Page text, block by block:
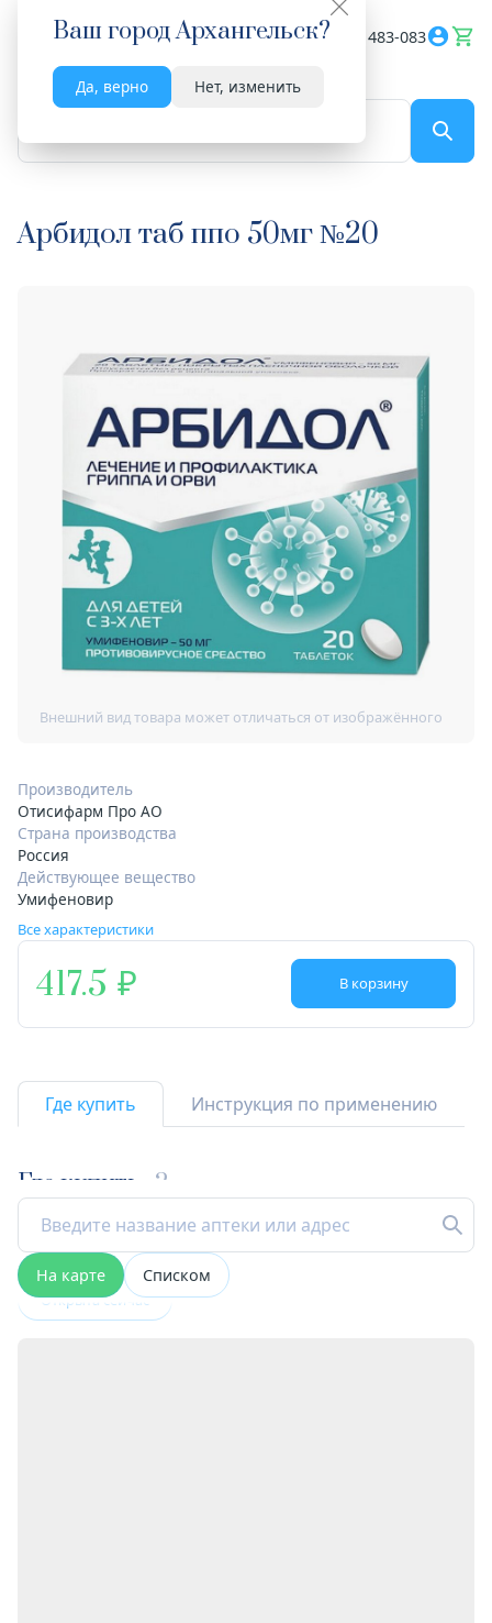
Ваш городАрхангельск?
Да, верно Нет, изменить
Весь сайт 8182 483-083
Арбидол таб ппо 50мг №20
Производитель
Отисифарм Про АО
Страна производства
Россия
Действующее вещество
Умифеновир
Все характеристики
417.5 В корзину
Где купить Инструкция по применению
Где купить 2
На карте Списком
Открыта сейчас